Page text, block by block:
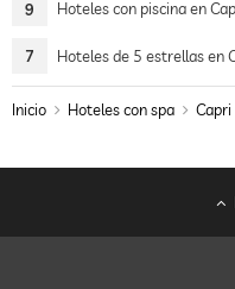
9 Hoteles con piscina en
7 Hoteles de 5 estrellas en
Inicio Hoteles con spa Capri